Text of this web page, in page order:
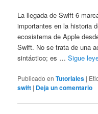
La llegada de Swift 6
importantes en la historia
ecosistema de Apple
Swift. No se trata de una
sintáctico; es …Sigue
Publicado en Tutoriales |
swift | Deja un comentario